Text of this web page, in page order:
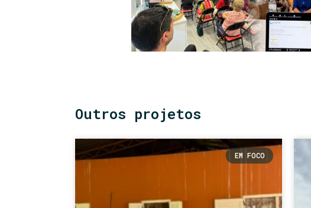
Outros projetos
EM FOCO